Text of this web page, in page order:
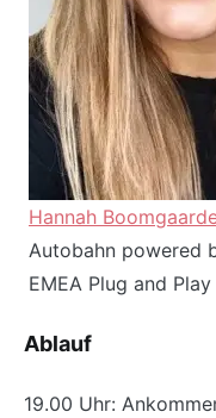
Hannah
Autobahn powered
EMEA Plug and
Ablauf
19.00 Uhr: